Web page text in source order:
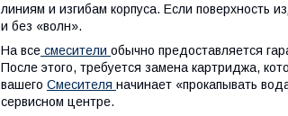
линиям и изгибам корпуса. Если поверхность
и без «волн».
На все смесители обычно предоставляется
После этого, требуется замена картриджа,
вашего Смесителя начинает «прокапывать
сервисном центре.